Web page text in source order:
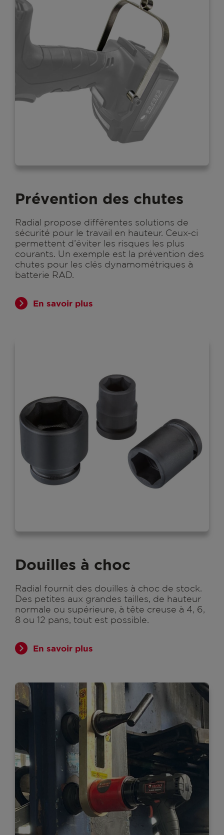
Prévention des chutes
Radial propose différentes solutions de
sécurité pour le travail en hauteur. Ceux-ci
permettent d’éviter les risques les plus
courants. Un exemple est la prévention des
chutes pour les clés dynamométriques à
batterie RAD.
En savoir plus
Douilles à choc
Radial fournit des douilles à choc de stock.
Des petites aux grandes tailles, de hauteur
normale ou supérieure, à tête creuse à 4, 6,
8 ou 12 pans, tout est possible.
En savoir plus